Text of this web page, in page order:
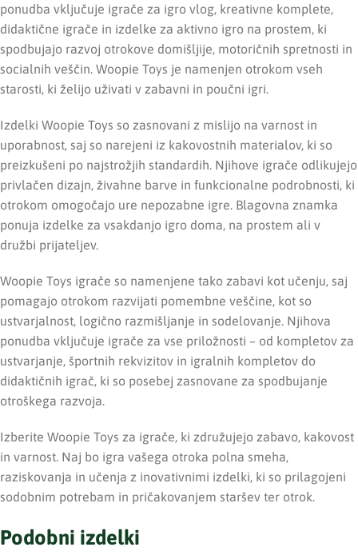
ponudba vključuje igrače za igro vlog, kreativne komplete,
didaktične igrače in izdelke za aktivno igro na prostem, ki
spodbujajo razvoj otrokove domišljije, motoričnih spretnosti in
socialnih veščin. Woopie Toys je namenjen otrokom vseh
starosti, ki želijo uživati v zabavni in poučni igri.
Izdelki Woopie Toys so zasnovani z mislijo na varnost in
uporabnost, saj so narejeni iz kakovostnih materialov, ki so
preizkušeni po najstrožjih standardih. Njihove igrače odlikujejo
privlačen dizajn, živahne barve in funkcionalne podrobnosti, ki
otrokom omogočajo ure nepozabne igre. Blagovna znamka
ponuja izdelke za vsakdanjo igro doma, na prostem ali v
družbi prijateljev.
Woopie Toys igrače so namenjene tako zabavi kot učenju, saj
pomagajo otrokom razvijati pomembne veščine, kot so
ustvarjalnost, logično razmišljanje in sodelovanje. Njihova
ponudba vključuje igrače za vse priložnosti – od kompletov za
ustvarjanje, športnih rekvizitov in igralnih kompletov do
didaktičnih igrač, ki so posebej zasnovane za spodbujanje
otroškega razvoja.
Izberite Woopie Toys za igrače, ki združujejo zabavo, kakovost
in varnost. Naj bo igra vašega otroka polna smeha,
raziskovanja in učenja z inovativnimi izdelki, ki so prilagojeni
sodobnim potrebam in pričakovanjem staršev ter otrok.
Podobni izdelki